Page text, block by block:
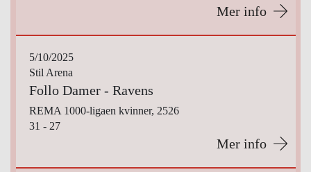
Mer info
5/10/2025
Stil Arena
Follo Damer - Ravens
REMA 1000-ligaen kvinner, 2526
31 - 27
Mer info